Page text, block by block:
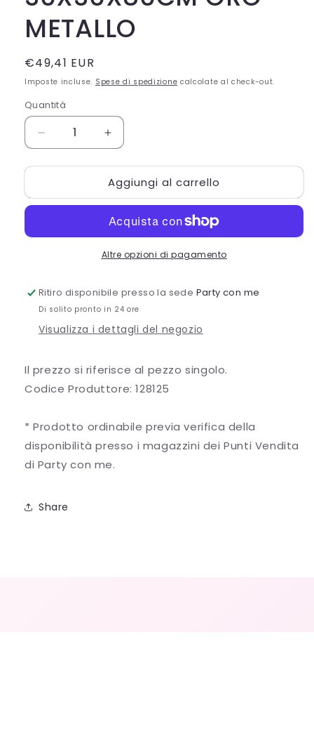
METALLO
Prezzo
di
€49,41 EUR
Imposte incluse. Spese di spedizione calcolate al check-out.
Quantità
Quantità
Diminuisci
quantità
per
ESPOSITORE
30X30X80CM
Aumenta
quantità
per
ESPOSITORE
30X30X80CM
METALLO
Aggiungi al carrello
Altre opzioni di pagamento
Ritiro disponibile presso la sede Party con me
Di solito pronto in 24 ore
Visualizza i dettagli del negozio
Il prezzo si riferisce al pezzo singolo.
Codice Produttore: 128125
* Prodotto ordinabile previa verifica della
disponibilità presso i magazzini dei Punti Vendita
di Party con me.
Share